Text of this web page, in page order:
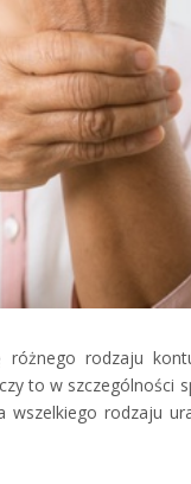
różnego rodzaju
to w
wszelkiego rodzaju